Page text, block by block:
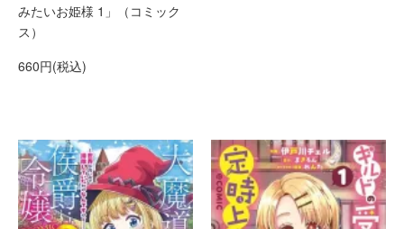
みたいお姫様 1」（コミック
ス）
660円(税込)